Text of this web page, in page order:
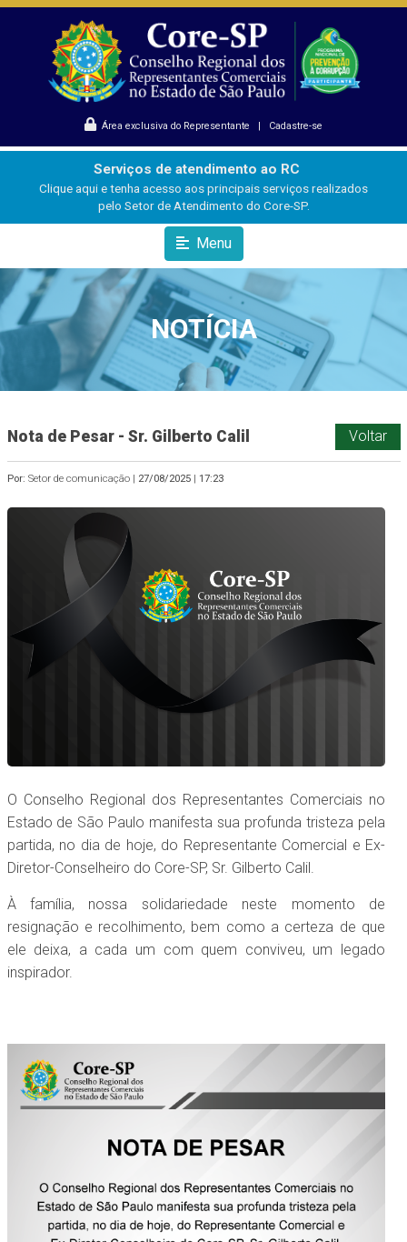
Área exclusiva do Representante | Cadastre-se
Serviços de atendimento ao RC
Clique aqui e tenha acesso aos principais serviços realizados
pelo Setor de Atendimento do Core-SP.
Menu
NOTÍCIA
Nota de Pesar - Sr. Gilberto Calil Voltar
Por: Setor de comunicação | 27/08/2025| 17:23
O Conselho Regional dos Representantes Comerciais no
Estado de São Paulo manifesta sua profunda tristeza pela
partida, no dia de hoje, do Representante Comercial e Ex-
Diretor-Conselheiro do Core-SP, Sr. Gilberto Calil.
À família, nossa solidariedade neste momento de
resignação e recolhimento, bem como a certeza de que
ele deixa, a cada um com quem conviveu, um legado
inspirador.